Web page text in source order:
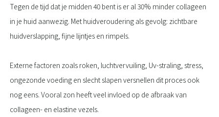
Tegen de tijd dat je midden 40 bent is er al 30% minder collageen
in je huid aanwezig. Met huidveroudering als gevolg: zichtbare
huidverslapping, fijne lijntjes en rimpels.
Externe factoren zoals roken, luchtvervuiling, Uv-straling, stress,
ongezonde voeding en slecht slapen versnellen dit proces ook
nog eens. Vooral zon heeft veel invloed op de afbraak van
collageen- en elastine vezels.